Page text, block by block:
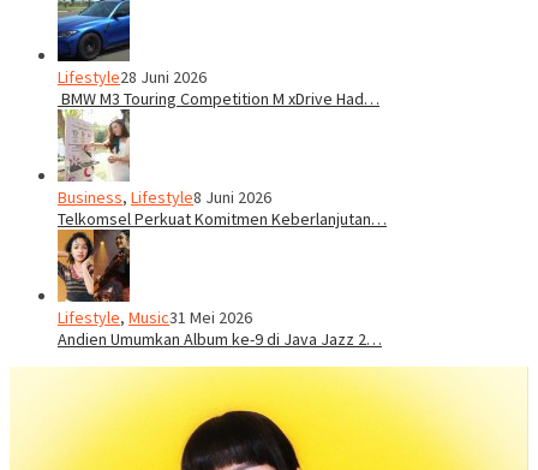
Lifestyle28 Juni 2026
BMW M3 Touring Competition M xDrive Had…
Business, Lifestyle8 Juni 2026
Telkomsel Perkuat Komitmen Keberlanjutan…
Lifestyle, Music31 Mei 2026
Andien Umumkan Album ke-9 di Java Jazz 2…